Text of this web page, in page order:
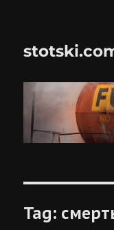
Tag: